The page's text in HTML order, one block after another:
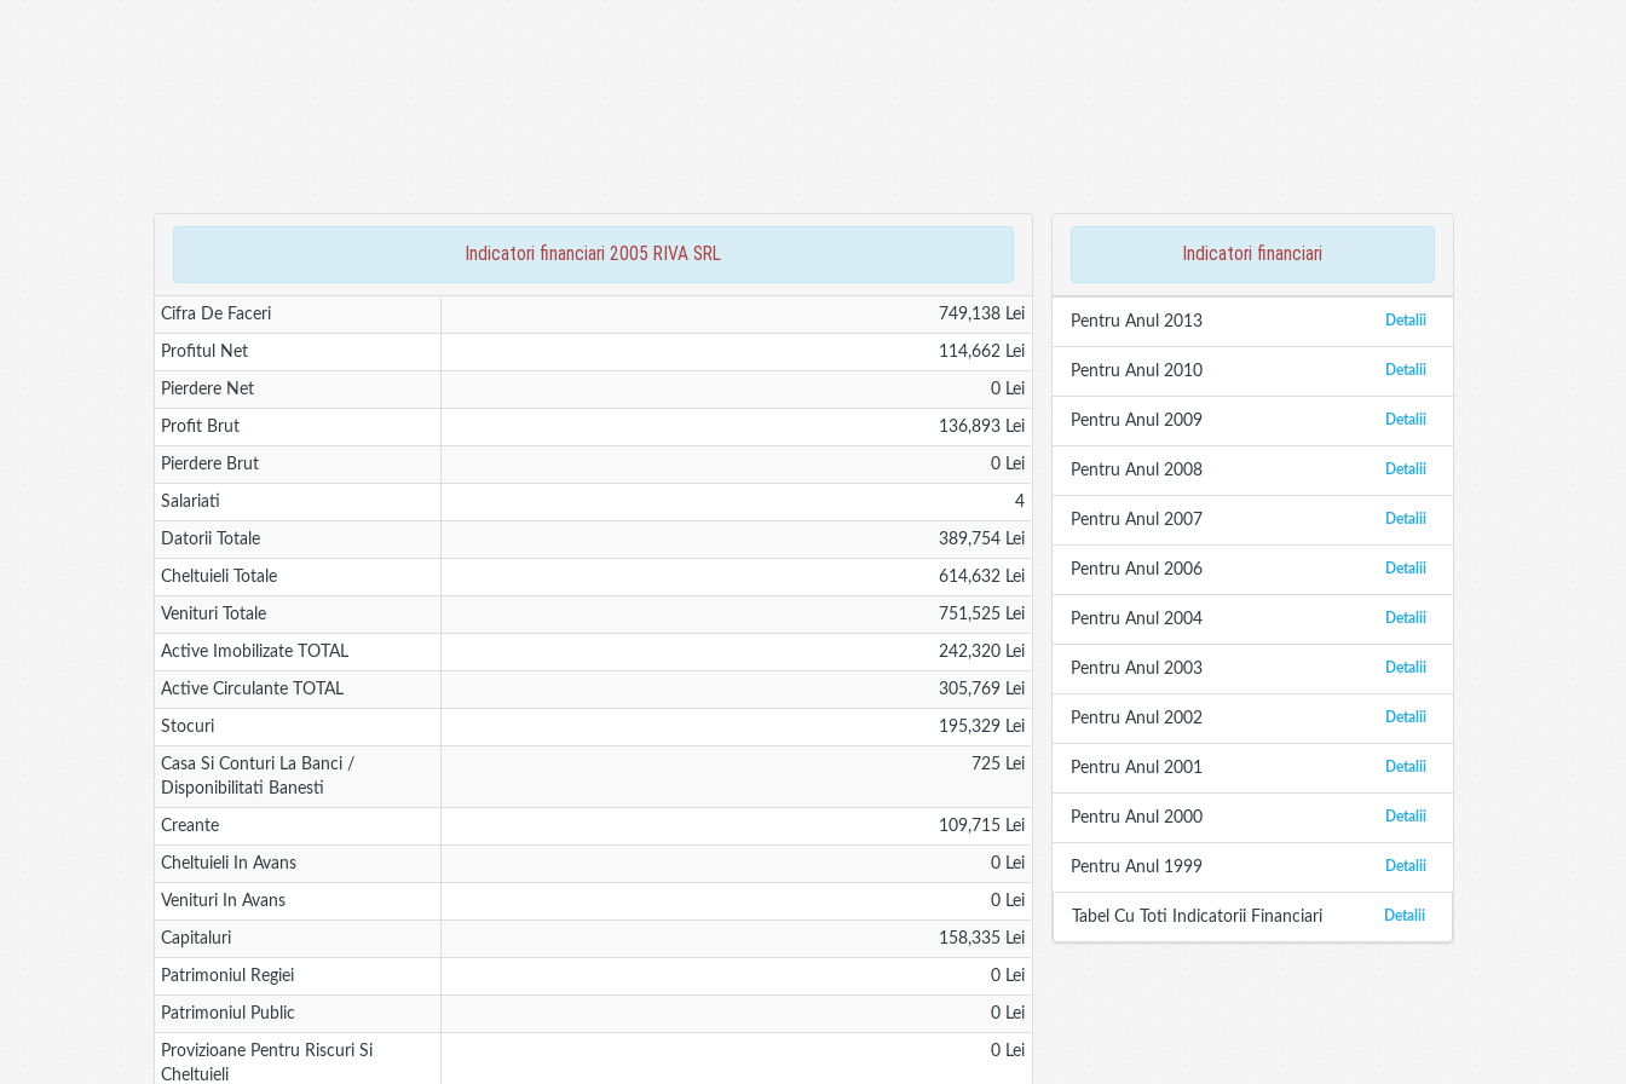
indicatori financiari 2005 RIVA SRL
Cifra De Faceri 749,138 Lei
Profitul Net 114,662 Lei
Pierdere Net 0 Lei
Profit Brut 136,893 Lei
Pierdere Brut 0 Lei
Salariati 4
Datorii Totale 389,754 Lei
Cheltuieli Totale 614,632 Lei
Venituri Totale 751,525 Lei
Active Imobilizate TOTAL 242,320 Lei
Active Circulante TOTAL 305,769 Lei
Stocuri 195,329 Lei
Casa Si Conturi La Banci /
Disponibilitati Banesti
725 Lei
Creante 109,715 Lei
Cheltuieli In Avans 0 Lei
Venituri In Avans 0 Lei
Capitaluri 158,335 Lei
Patrimoniul Regiei 0 Lei
Patrimoniul Public 0 Lei
Provizioane Pentru Riscuri Si
Cheltuieli
0 Lei
indicatori financiari
Detalii
Pentru Anul 2013
Detalii
Pentru Anul 2010
Detalii
Pentru Anul 2009
Detalii
Pentru Anul 2008
Detalii
Pentru Anul 2007
Detalii
Pentru Anul 2006
Detalii
Pentru Anul 2004
Detalii
Pentru Anul 2003
Detalii
Pentru Anul 2002
Detalii
Pentru Anul 2001
Detalii
Pentru Anul 2000
Detalii
Pentru Anul 1999
Detalii
Tabel Cu Toti Indicatorii Financiari